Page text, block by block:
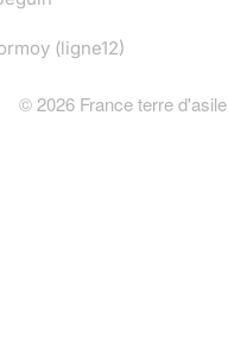
(ligne12)
© 2026France terre d'asile